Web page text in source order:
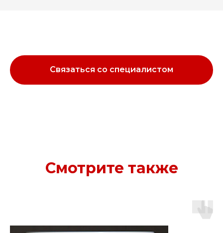
Связаться со специалистом
Смотрите также